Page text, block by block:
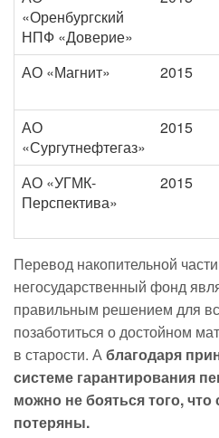
«Оренбургский
НПФ «Доверие»
АО «Магнит» 2015
АО
«Сургутнефтегаз»
2015
АО «УГМК-
Перспектива»
2015
Перевод накопительной
негосударственный фонд
правильным решением для
позаботиться о достойном
в старости. Аблагодаря
системе гарантирования
можно не бояться того, что
потеряны.